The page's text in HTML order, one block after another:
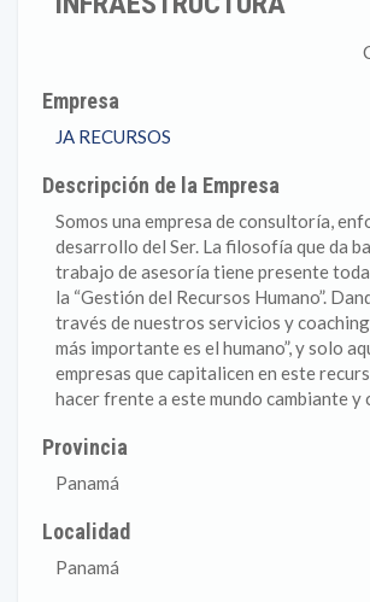
Empresa
JA RECURSOS
Descripción de la Empresa
Somos una empresa de consultoría,
desarrollo del Ser. La filosofía que da
trabajo de asesoría tiene presente
la “Gestión del Recursos Humano”.
través de nuestros servicios y
más importante es el humano”, y solo
empresas que capitalicen en este
hacer frente a este mundo cambiante
Provincia
Panamá
Localidad
Panamá